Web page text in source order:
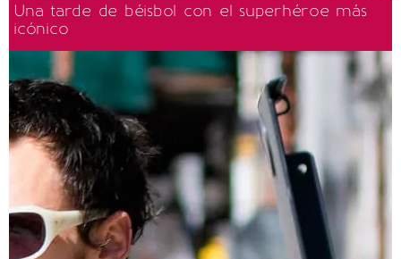
Una tarde de béisbol con el superhéroe más
icónico